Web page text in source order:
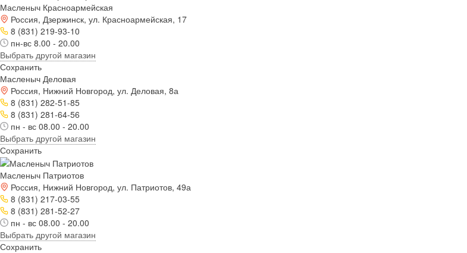
Масленыч Красноармейская
Россия, Дзержинск, ул. Красноармейская, 17
8 (831) 219-93-10
пн-вс 8.00 - 20.00
Выбрать другой магазин
Сохранить
Масленыч Деловая
Россия, Нижний Новгород, ул. Деловая, 8а
8 (831) 282-51-85
8 (831) 281-64-56
пн - вс 08.00 - 20.00
Выбрать другой магазин
Сохранить
Масленыч Патриотов
Россия, Нижний Новгород, ул. Патриотов, 49а
8 (831) 217-03-55
8 (831) 281-52-27
пн - вс 08.00 - 20.00
Выбрать другой магазин
Сохранить